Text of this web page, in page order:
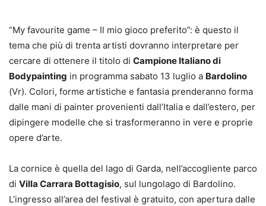
“My favourite game – Il mio gioco preferito”: è questo il
tema che più di trenta artisti dovranno interpretare per
cercare di ottenere il titolo di Campione Italiano di
Bodypainting in programma sabato 13 luglio a Bardolino
(Vr). Colori, forme artistiche e fantasia prenderanno forma
dalle mani di painter provenienti dall’Italia e dall’estero, per
dipingere modelle che si trasformeranno in vere e proprie
opere d’arte.
La cornice è quella del lago di Garda, nell’accogliente parco
di Villa Carrara Bottagisio, sul lungolago di Bardolino.
L’ingresso all’area del festival è gratuito, con apertura dalle